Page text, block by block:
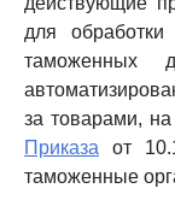
для
таможенных
за товарами,
Приказа от
таможенные